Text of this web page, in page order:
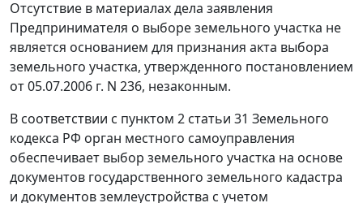
Отсутствие в материалах дела заявления
Предпринимателя о выборе земельного участка не
является основанием для признания акта выбора
земельного участка, утвержденного постановлением
от 05.07.2006 г. N 236, незаконным.
В соответствии с пунктом 2 статьи 31 Земельного
кодекса РФ орган местного самоуправления
обеспечивает выбор земельного участка на основе
документов государственного земельного кадастра
и документов землеустройства с учетом